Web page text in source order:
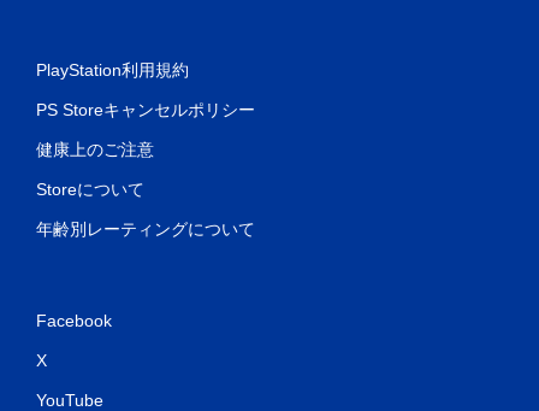
PlayStation利用規約
PS Storeキャンセルポリシー
健康上のご注意
Storeについて
年齢別レーティングについて
Facebook
X
YouTube